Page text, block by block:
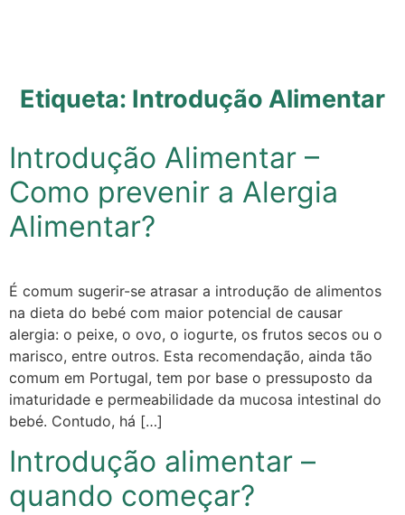
Etiqueta: Introdução Alimentar
Introdução Alimentar –
Como prevenir a Alergia
Alimentar?
É comum sugerir-se atrasar a introdução de alimentos
na dieta do bebé com maior potencial de causar
alergia: o peixe, o ovo, o iogurte, os frutos secos ou o
marisco, entre outros. Esta recomendação, ainda tão
comum em Portugal, tem por base o pressuposto da
imaturidade e permeabilidade da mucosa intestinal do
bebé. Contudo, há […]
Introdução alimentar –
quando começar?